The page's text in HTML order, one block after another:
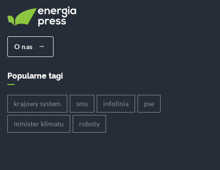
O nas
Popularne tagi
krajowy system sms infolinia pse
minister klimatu roboty